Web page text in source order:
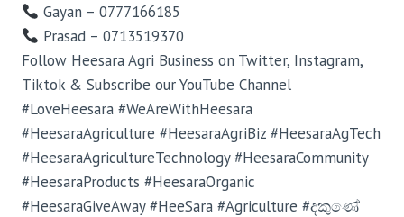
Gayan – 0777166185
Prasad – 0713519370
Follow Heesara Agri Business on Twitter, Instagram,
Tiktok & Subscribe our YouTube Channel
#LoveHeesara #WeAreWithHeesara
#HeesaraAgriculture #HeesaraAgriBiz #HeesaraAgTech
#HeesaraAgricultureTechnology #HeesaraCommunity
#HeesaraProducts #HeesaraOrganic
#HeesaraGiveAway #HeeSara #Agriculture #දකුණේ